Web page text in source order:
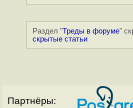
Раздел "Треды в форуме"
скрытые статьи
Партнёры: